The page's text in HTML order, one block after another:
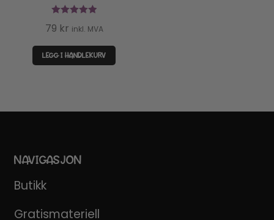
79 kr inkl. MVA
LEGG I HANDLEKURV
NAVIGASJON
Butikk
Gratismateriell